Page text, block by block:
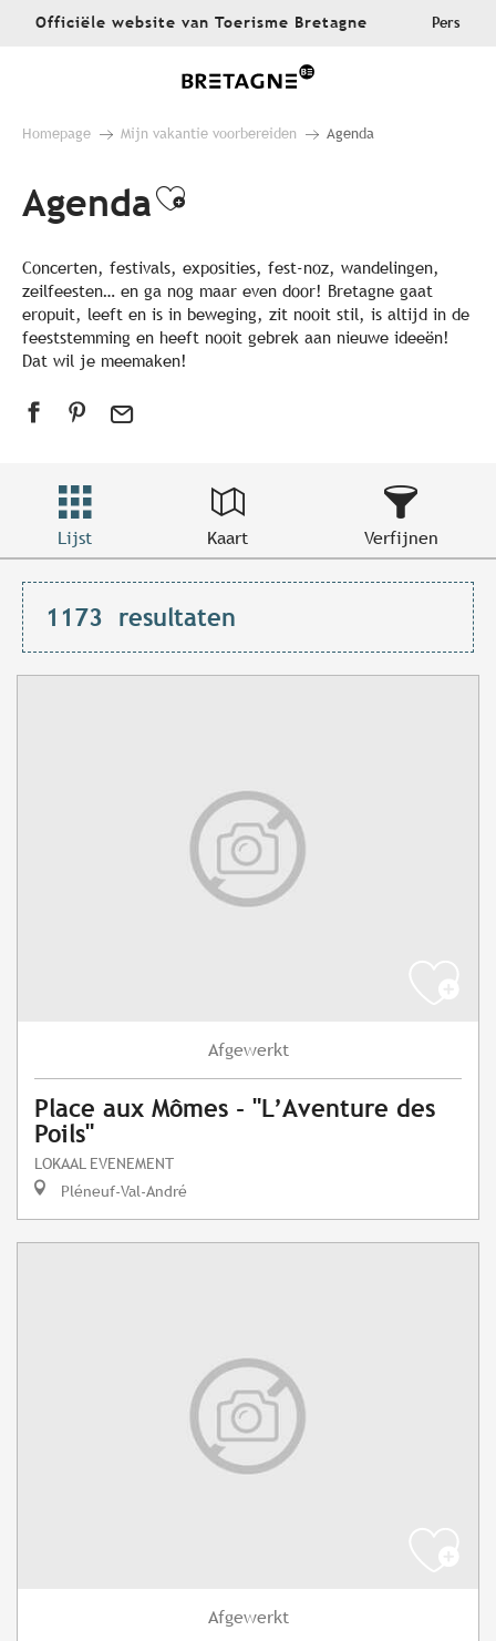
AllerOfficiële website van Toerisme Bretagne Pers
Homepage Mijn vakantie voorbereiden Agenda
AgendaAjouter aux favoris
Concerten, festivals, exposities, fest-noz, wandelingen,
zeilfeesten… en ga nog maar even door! Bretagne gaat
eropuit, leeft en is in beweging, zit nooit stil, is altijd in de
feeststemming en heeft nooit gebrek aan nieuwe ideeën!
Dat wil je meemaken!
Lijst Kaart Verfijnen
1173 resultaten
Afgewerkt
Place aux Mômes - "L’Aventure des
Poils"
LOKAAL EVENEMENT
Pléneuf-Val-André
Afgewerkt